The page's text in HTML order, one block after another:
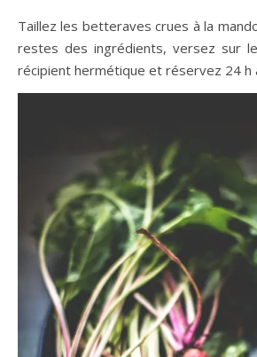
Taillez les betteraves crues à la
restes des ingrédients, versez sur
récipient hermétique et réservez 24 h